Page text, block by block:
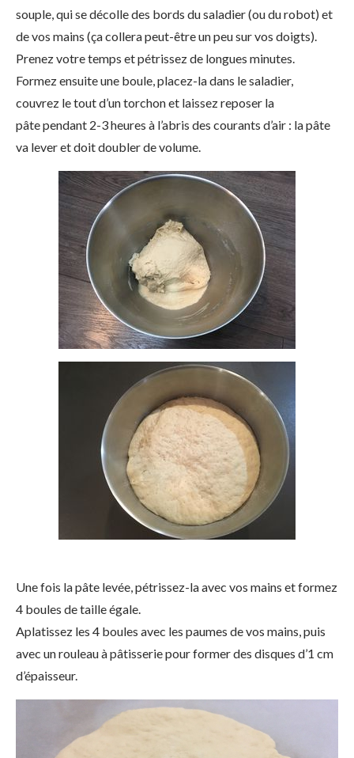
souple, qui se décolle des bords du saladier (ou du robot) et
de vos mains (ça collera peut-être un peu sur vos doigts).
Prenez votre temps et pétrissez de longues minutes.
Formez ensuite une boule, placez-la dans le saladier,
couvrez le tout d’un torchon et laissez reposer la
pâte pendant 2-3 heures à l’abris des courants d’air : la pâte
va lever et doit doubler de volume.
Une fois la pâte levée, pétrissez-la avec vos mains et formez
4 boules de taille égale.
Aplatissez les 4 boules avec les paumes de vos mains, puis
avec un rouleau à pâtisserie pour former des disques d’1 cm
d’épaisseur.